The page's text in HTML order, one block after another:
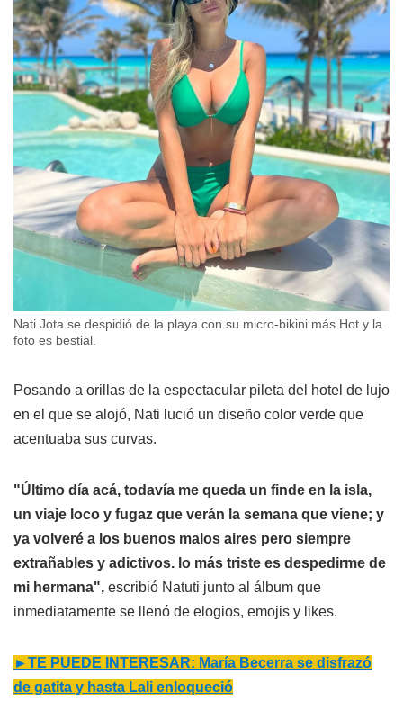
Nati Jota se despidió de la playa con su micro-bikini más Hot y la
foto es bestial.
Posando a orillas de la espectacular pileta del hotel de lujo
en el que se alojó, Nati lució un diseño color verde que
acentuaba sus curvas.
"Último día acá, todavía me queda un finde en la isla,
un viaje loco y fugaz que verán la semana que viene; y
ya volveré a los buenos malos aires pero siempre
extrañables y adictivos. lo más triste es despedirme de
mi hermana", escribió Natuti junto al álbum que
inmediatamente se llenó de elogios, emojis y likes.
►TE PUEDE INTERESAR: María Becerra se disfrazó
de gatita y hasta Lali enloqueció